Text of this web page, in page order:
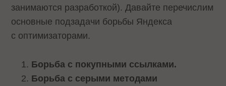
занимаются разработкой). Давайте перечислим
основные подзадачи борьбы Яндекса
с оптимизаторами.
Борьба с покупными ссылками.
Борьба с серыми методами